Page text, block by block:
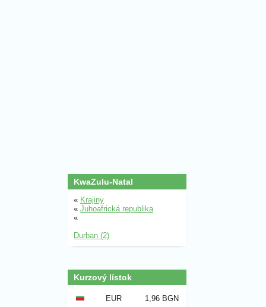
KwaZulu-Natal
« Krajiny
« Juhoafrická republika
«
Durban (2)
Kurzový lístok
EUR 1,96 BGN